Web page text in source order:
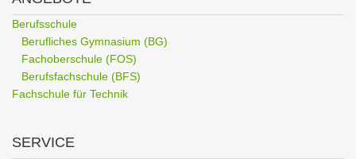
Berufsschule
Berufliches Gymnasium (BG)
Fachoberschule (FOS)
Berufsfachschule (BFS)
Fachschule für Technik
SERVICE